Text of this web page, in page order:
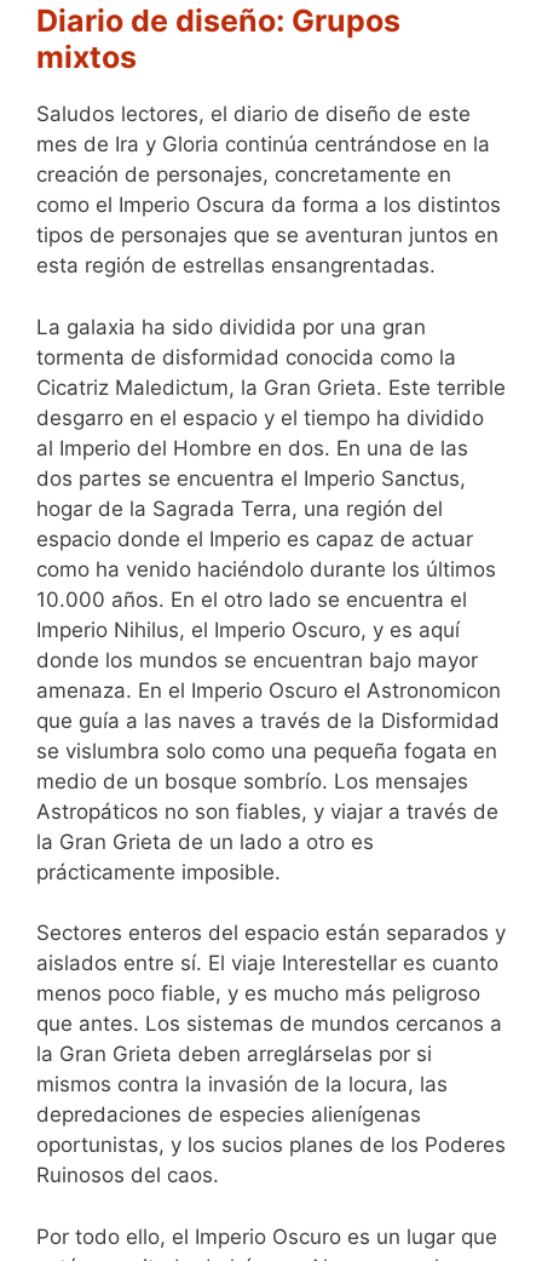
Diario de diseño: Grupos
mixtos
Saludos lectores, el diario de diseño de este
mes de Ira y Gloria continúa centrándose en la
creación de personajes, concretamente en
como el Imperio Oscura da forma a los distintos
tipos de personajes que se aventuran juntos en
esta región de estrellas ensangrentadas.
La galaxia ha sido dividida por una gran
tormenta de disformidad conocida como la
Cicatriz Maledictum, la Gran Grieta. Este terrible
desgarro en el espacio y el tiempo ha dividido
al Imperio del Hombre en dos. En una de las
dos partes se encuentra el Imperio Sanctus,
hogar de la Sagrada Terra, una región del
espacio donde el Imperio es capaz de actuar
como ha venido haciéndolo durante los últimos
10.000 años. En el otro lado se encuentra el
Imperio Nihilus, el Imperio Oscuro, y es aquí
donde los mundos se encuentran bajo mayor
amenaza. En el Imperio Oscuro el Astronomicon
que guía a las naves a través de la Disformidad
se vislumbra solo como una pequeña fogata en
medio de un bosque sombrío. Los mensajes
Astropáticos no son fiables, y viajar a través de
la Gran Grieta de un lado a otro es
prácticamente imposible.
Sectores enteros del espacio están separados y
aislados entre sí. El viaje Interestellar es cuanto
menos poco fiable, y es mucho más peligroso
que antes. Los sistemas de mundos cercanos a
la Gran Grieta deben arreglárselas por si
mismos contra la invasión de la locura, las
depredaciones de especies alienígenas
oportunistas, y los sucios planes de los Poderes
Ruinosos del caos.
Por todo ello, el Imperio Oscuro es un lugar que